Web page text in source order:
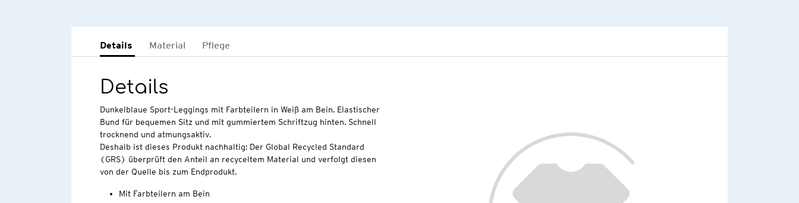
Details Material Pflege
Details
Dunkelblaue Sport-Leggings mit Farbteilern in Weiß am Bein. Elastischer
Bund für bequemen Sitz und mit gummiertem Schriftzug hinten. Schnell
trocknend und atmungsaktiv.
Deshalb ist dieses Produkt nachhaltig: Der Global Recycled Standard
(GRS) überprüft den Anteil an recyceltem Material und verfolgt diesen
von der Quelle bis zum Endprodukt.
Mit Farbteilern am Bein